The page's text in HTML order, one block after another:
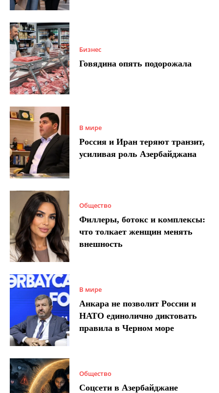
Бизнес
Говядина опять подорожала
В мире
Россия и Иран теряют транзит,
усиливая роль Азербайджана
Общество
Филлеры, ботокс и комплексы:
что толкает женщин менять
внешность
В мире
Анкара не позволит России и
НАТО единолично диктовать
правила в Черном море
Общество
Соцсети в Азербайджане